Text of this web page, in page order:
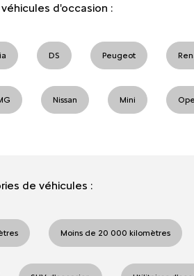
d'occasion :
DS Peugeot
Nissan Mini
de véhicules :
Moins de 20 000 kilomètres